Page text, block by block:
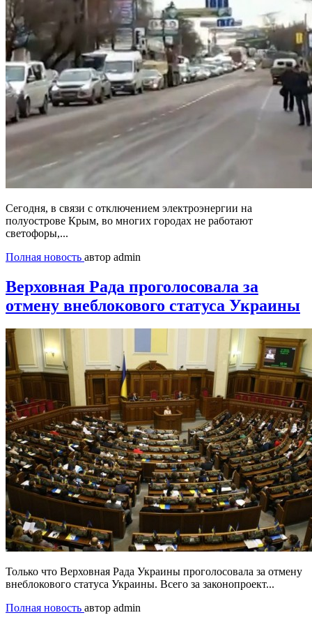
Сегодня, в связи с отключением электроэнергии на
полуострове Крым, во многих городах не работают
светофоры,...
Полная новость автор admin
Верховная Рада проголосовала за
отмену внеблокового статуса Украины
Только что Верховная Рада Украины проголосовала за отмену
внеблокового статуса Украины. Всего за законопроект...
Полная новость автор admin